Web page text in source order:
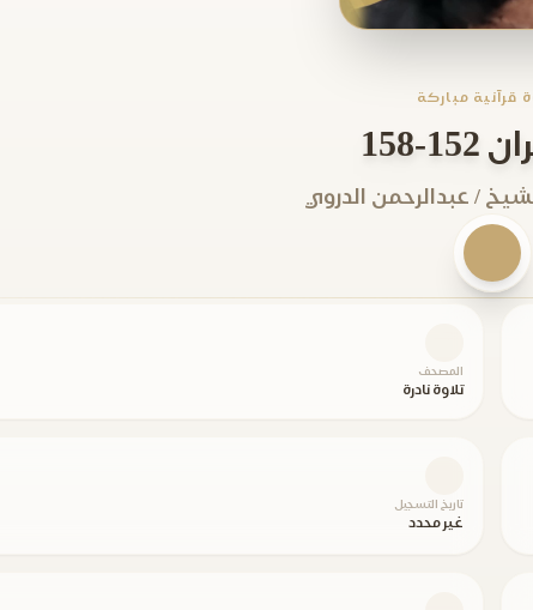
قرآنية مباركة
158
/ عبدالرحمن الدروي
المصحف
تلاوة نادرة
تاريخ التسجيل
غير محدد